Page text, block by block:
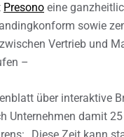
Presono eine
sowie
Vertrieb und
–
über interaktive
Unternehmen damit